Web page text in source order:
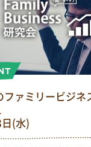
ファミリービジネ
(水)